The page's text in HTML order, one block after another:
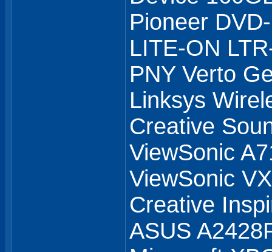
Pioneer
LITE-ON
PNY Verto
Linksys
Creative
ViewSonic
ViewSonic
Creative
ASUS